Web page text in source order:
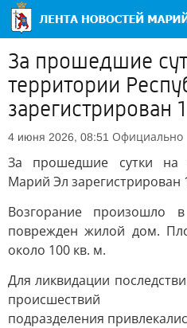
За прошедшие
территории
зарегистрирован
4 июня 2026, 08:51 Официально
За прошедшие сутки на
Марий Эл зарегистрирован
Возгорание произошло
поврежден жилой дом.
около 100 кв. м.
Для ликвидации
происшествий
подразделения